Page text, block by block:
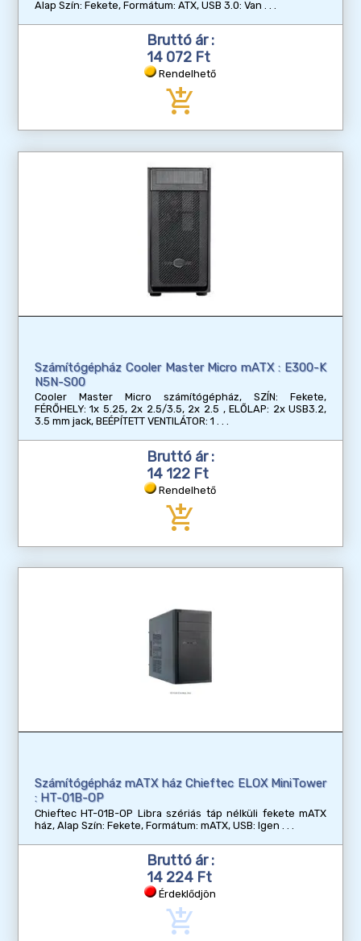
Alap Szín: Fekete, Formátum: ATX, USB 3.0: Van
Bruttó ár :
14 072 Ft
Rendelhető
add_shopping_cart
Számítógépház Cooler Master Micro mATX : E300-K
N5N-S00
Cooler Master Micro számítógépház, SZÍN: Fekete,
FÉRŐHELY: 1x 5.25, 2x 2.5/3.5, 2x 2.5 , ELŐLAP: 2x USB3.2,
3.5 mm jack, BEÉPÍTETT VENTILÁTOR: 1
Bruttó ár :
14 122 Ft
Rendelhető
add_shopping_cart
Számítógépház mATX ház Chieftec ELOX MiniTower
: HT-01B-OP
Chieftec HT-01B-OP Libra szériás táp nélküli fekete mATX
ház, Alap Szín: Fekete, Formátum: mATX, USB: Igen
Bruttó ár :
14 224 Ft
Érdeklődjön
add_shopping_cart